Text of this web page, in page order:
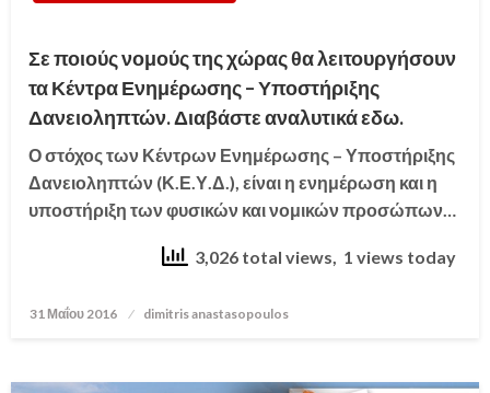
Σε ποιούς νομούς της χώρας θα λειτουργήσουν
τα Κέντρα Ενημέρωσης – Υποστήριξης
Δανειοληπτών. Διαβάστε αναλυτικά εδω.
Ο στόχος των Κέντρων Ενημέρωσης – Υποστήριξης
Δανειοληπτών (Κ.Ε.Υ.Δ.), είναι η ενημέρωση και η
υποστήριξη των φυσικών και νομικών προσώπων…
3,026 total views, 1 views today
Posted
31 Μαΐου 2016 dimitris anastasopoulos